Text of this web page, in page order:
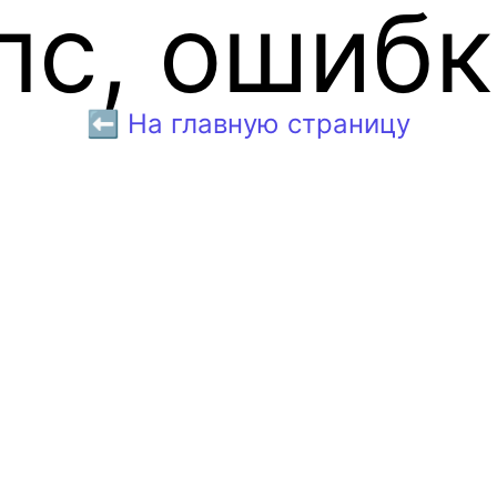
⬅️ На главную страницу